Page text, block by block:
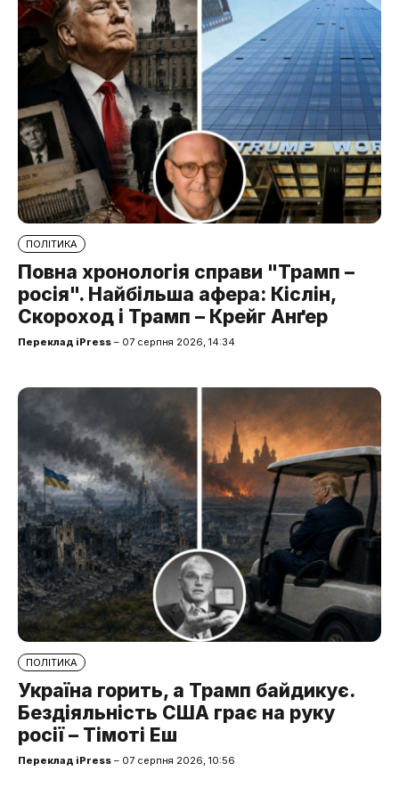
ПОЛІТИКА
Повна хронологія справи "Трамп –
росія". Найбільша афера: Кіслін,
Скороход і Трамп – Крейг Анґер
Переклад iPress – 07 серпня 2026, 14:34
ПОЛІТИКА
Україна горить, а Трамп байдикує.
Бездіяльність США грає на руку
росії – Тімоті Еш
Переклад iPress – 07 серпня 2026, 10:56